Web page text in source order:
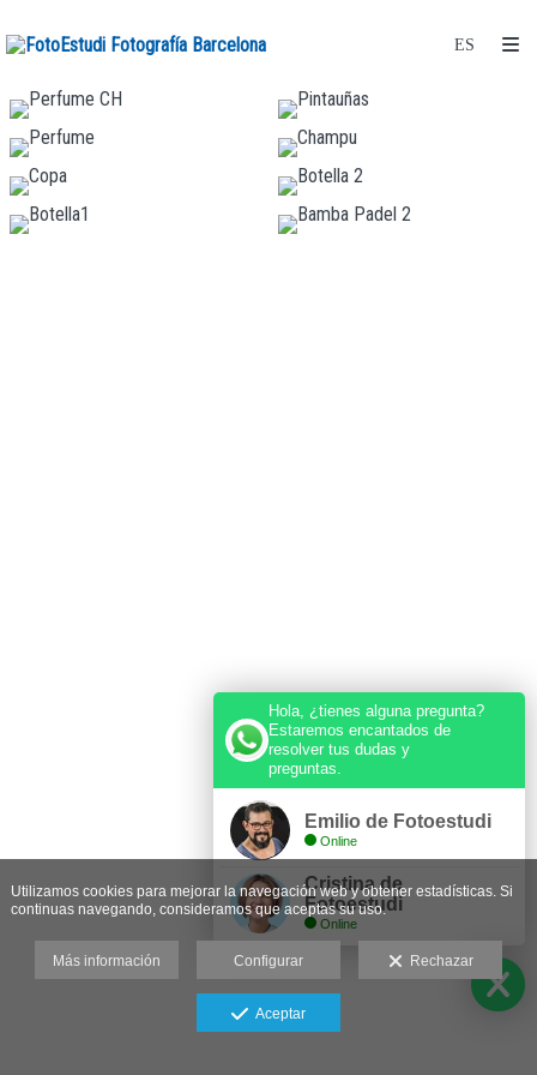
Utilizamos cookies para mejorar la navegación web y obtener estadísticas. Si
continuas navegando, consideramos que aceptas su uso.
Más información Configurar Rechazar
Aceptar
Hola, ¿tienes alguna pregunta?
Estaremos encantados de
resolver tus dudas y
preguntas.
Emilio de Fotoestudi
Online
Cristina de
Fotoestudi
Online